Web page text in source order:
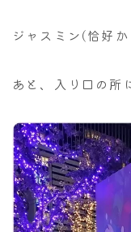
ジャスミン(恰好
あと、入り口の所